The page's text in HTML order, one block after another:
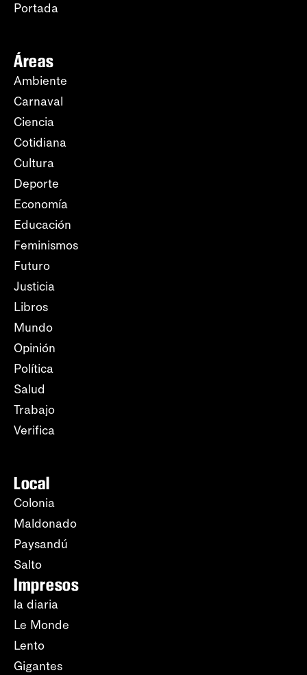
Portada
Áreas
Ambiente
Carnaval
Ciencia
Cotidiana
Cultura
Deporte
Economía
Educación
Feminismos
Futuro
Justicia
Libros
Mundo
Opinión
Política
Salud
Trabajo
Verifica
Local
Colonia
Maldonado
Paysandú
Salto
Impresos
la diaria
Le Monde
Lento
Gigantes